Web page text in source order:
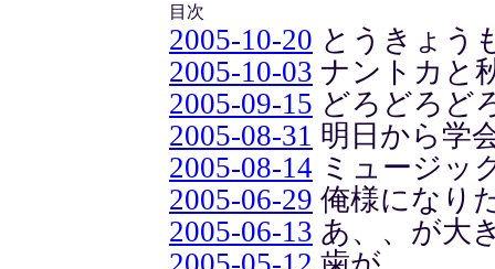
目次
2005-10-20 とうきょう
2005-10-03 ナントカと
2005-09-15 どろどろど
2005-08-31 明日から学
2005-08-14 ミュージッ
2005-06-29 俺様になり
2005-06-13 あ、、が大